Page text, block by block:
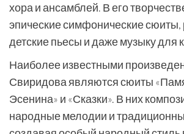
хора и ансамблей. В его
эпические симфонические
детские пьесы и даже музыку для
Наиболее известными
Свиридова являются сюиты
Эсенина» и «Сказки». В них
народные мелодии и